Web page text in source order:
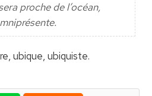
proche de l’océan,
ubique, ubiquiste.